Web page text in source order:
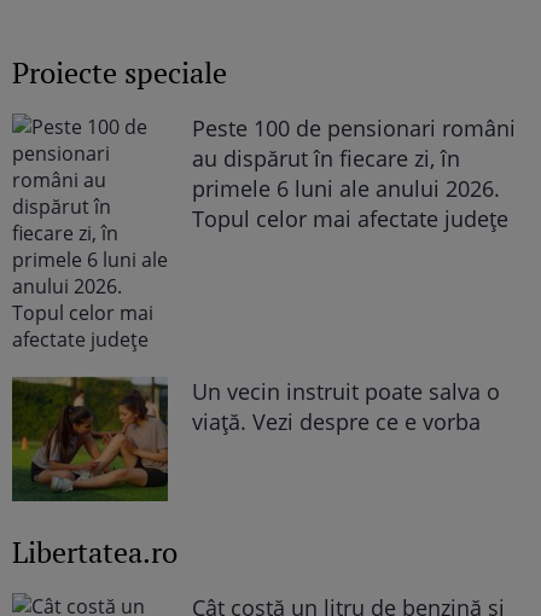
Proiecte speciale
Peste 100 de pensionari români
au dispărut în fiecare zi, în
primele 6 luni ale anului 2026.
Topul celor mai afectate județe
Un vecin instruit poate salva o
viață. Vezi despre ce e vorba
Libertatea.ro
Cât costă un litru de benzină și